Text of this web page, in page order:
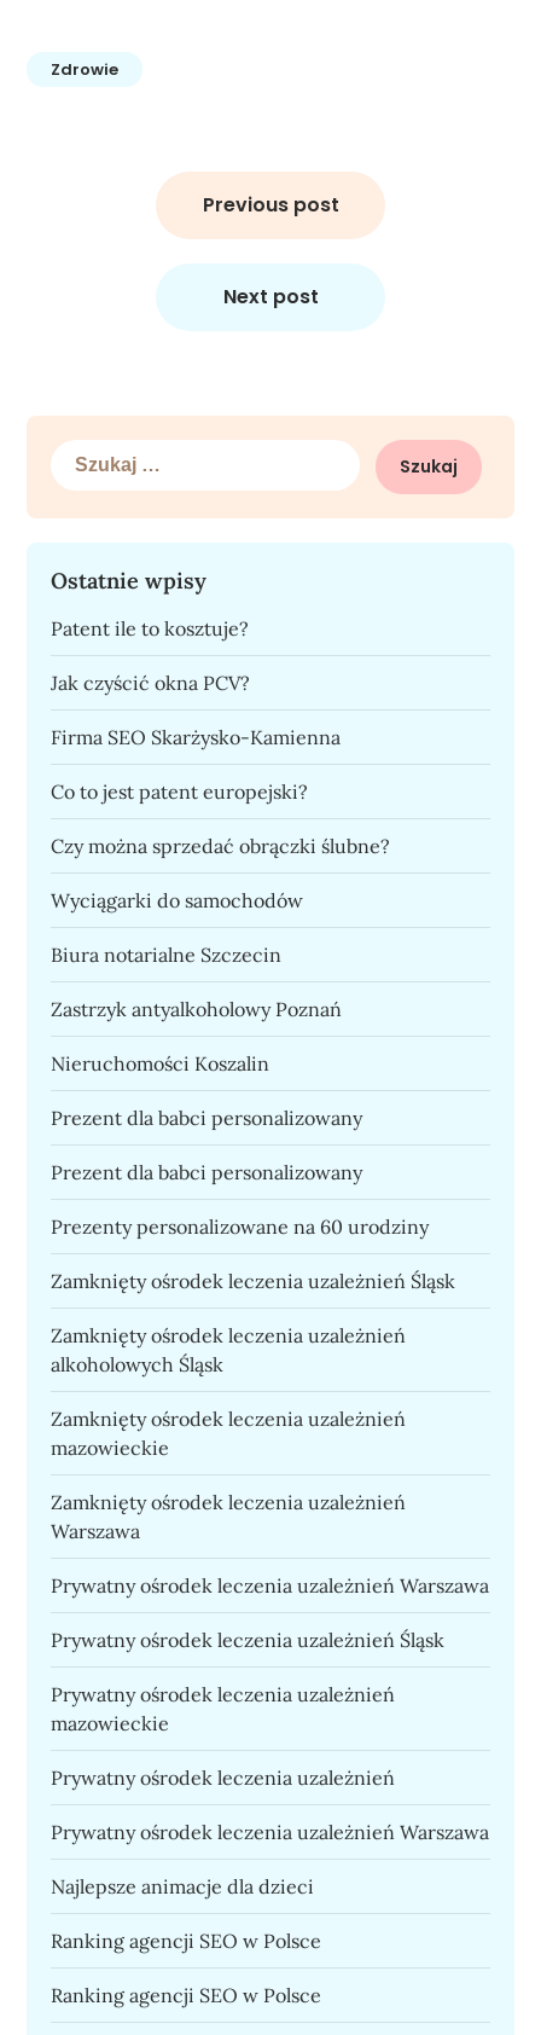
Zdrowie
Previous post
Next post
Szukaj:
Ostatnie wpisy
Patent ile to kosztuje?
Jak czyścić okna PCV?
Firma SEO Skarżysko-Kamienna
Co to jest patent europejski?
Czy można sprzedać obrączki ślubne?
Wyciągarki do samochodów
Biura notarialne Szczecin
Zastrzyk antyalkoholowy Poznań
Nieruchomości Koszalin
Prezent dla babci personalizowany
Prezent dla babci personalizowany
Prezenty personalizowane na 60 urodziny
Zamknięty ośrodek leczenia uzależnień Śląsk
Zamknięty ośrodek leczenia uzależnień
alkoholowych Śląsk
Zamknięty ośrodek leczenia uzależnień
mazowieckie
Zamknięty ośrodek leczenia uzależnień
Warszawa
Prywatny ośrodek leczenia uzależnień Warszawa
Prywatny ośrodek leczenia uzależnień Śląsk
Prywatny ośrodek leczenia uzależnień
mazowieckie
Prywatny ośrodek leczenia uzależnień
Prywatny ośrodek leczenia uzależnień Warszawa
Najlepsze animacje dla dzieci
Ranking agencji SEO w Polsce
Ranking agencji SEO w Polsce